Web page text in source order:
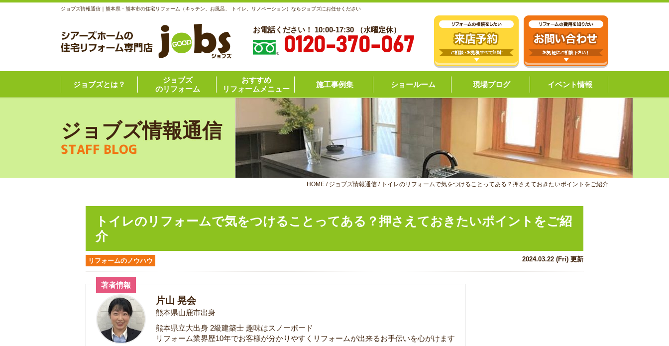
ジョブズ情報通信｜熊本県・熊本市の住宅リフォーム（キッチン、お風呂、 トイレ、リノベーション）ならジョブズにお任せください
お電話ください！ 10:00-17:30 （水曜定休）
0120-370-067
ジョブズとは？
ジョブズ
のリフォーム
おすすめ
リフォームメニュー
施工事例集 ショールーム 現場ブログ イベント情報
ジョブズ情報通信
STAFF BLOG
HOME / ジョブズ情報通信 / トイレのリフォームで気をつけることってある？押さえておきたいポイントをご紹介
トイレのリフォームで気をつけることってある？押さえておきたいポイントをご紹
介
リフォームのノウハウ 2024.03.22 (Fri) 更新
著者情報
片山 晃会
熊本県山鹿市出身
熊本県立大出身 2級建築士 趣味はスノーボード
リフォーム業界歴10年でお客様が分かりやすくリフォームが出来るお手伝いを心がけます